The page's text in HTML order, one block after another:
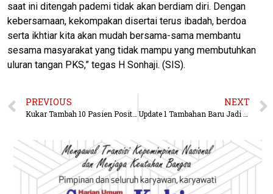
saat ini ditengah pademi tidak akan berdiam diri. Dengan
kebersamaan, kekompakan disertai terus ibadah, berdoa
serta ikhtiar kita akan mudah bersama-sama membantu
sesama masyarakat yang tidak mampu yang membutuhkan
uluran tangan PKS,” tegas H Sonhaji. (SIS).
PREVIOUS NEXT